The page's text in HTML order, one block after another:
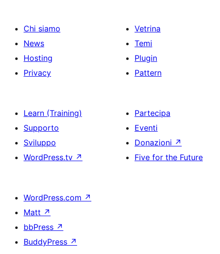
Chi siamo
News
Hosting
Privacy
Vetrina
Temi
Plugin
Pattern
Learn (Training)
Supporto
Sviluppo
WordPress.tv ↗
Partecipa
Eventi
Donazioni ↗
Five for the Future
WordPress.com ↗
Matt ↗
bbPress ↗
BuddyPress ↗